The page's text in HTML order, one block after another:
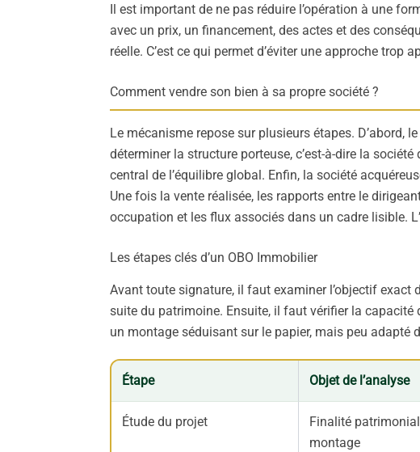
Il est important de ne pas réduire l’opération à une
avec un prix, un financement, des actes et des
réelle. C’est ce qui permet d’éviter une approche trop
Comment vendre son bien à sa propre société ?
Le mécanisme repose sur plusieurs étapes. D’abord,
déterminer la structure porteuse, c’est-à-dire la
central de l’équilibre global. Enfin, la société
Une fois la vente réalisée, les rapports entre le
occupation et les flux associés dans un cadre lisible.
Les étapes clés d’un OBO Immobilier
Avant toute signature, il faut examiner l’objectif exact
suite du patrimoine. Ensuite, il faut vérifier la capacité
un montage séduisant sur le papier, mais peu adapté
Étape Objet de l’analyse
Étude du projet
Finalité
montage